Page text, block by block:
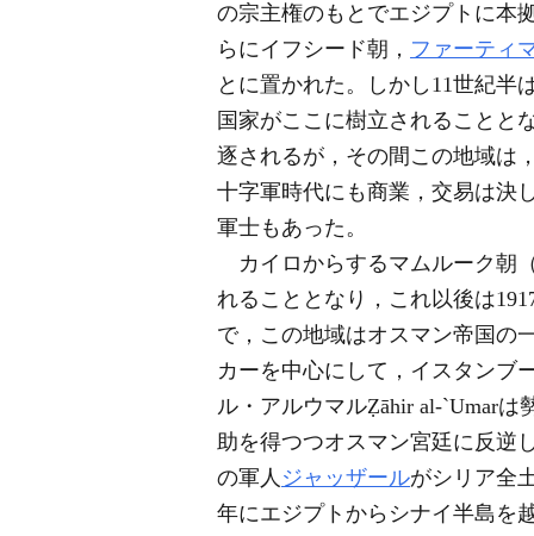
の宗主権のもとでエジプトに本
らにイフシード朝， ファーティ
とに置かれた。しかし11世紀半
国家がここに樹立されることと
逐されるが，その間この地域は
十字軍時代にも商業，交易は決
軍士もあった。
カイロからするマムルーク朝
れることとなり，これ以後は
で，この地域はオスマン帝国の
カーを中心にして，イスタンブ
ル・アルウマルẒāhir al-`Umar
助を得つつオスマン宮廷に反逆
の軍人 ジャッザールがシリア全
年にエジプトからシナイ半島を